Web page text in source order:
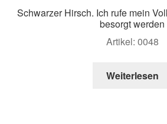
Schwarzer Hirsch. Ich rufe mein
besorgt werden
Artikel: 0048
Weiterlesen